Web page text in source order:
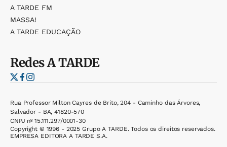
A TARDE FM
MASSA!
A TARDE EDUCAÇÃO
RedesA TARDE
Rua Professor Milton Cayres de Brito, 204 - Caminho das Árvores,
Salvador - BA, 41820-570
CNPJ nº 15.111.297/0001-30
Copyright © 1996 - 2025 Grupo A TARDE. Todos os direitos reservados.
EMPRESA EDITORA A TARDE S.A.